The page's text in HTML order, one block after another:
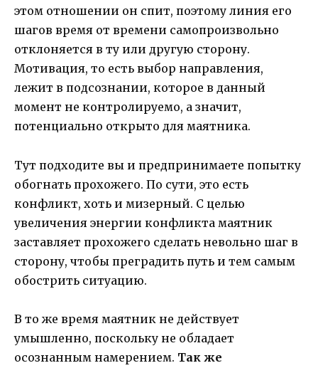
этом отношении он спит, поэтому линия его
шагов время от времени самопроизвольно
отклоняется в ту или другую сторону.
Мотивация, то есть выбор направления,
лежит в подсознании, которое в данный
момент не контролируемо, а значит,
потенциально открыто для маятника.
Тут подходите вы и предпринимаете попытку
обогнать прохожего. По сути, это есть
конфликт, хоть и мизерный. С целью
увеличения энергии конфликта маятник
заставляет прохожего сделать невольно шаг в
сторону, чтобы преградить путь и тем самым
обострить ситуацию.
В то же время маятник не действует
умышленно, поскольку не обладает
осознанным намерением. Так же